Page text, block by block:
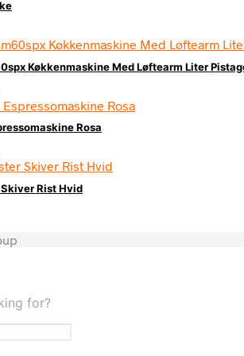
Køkkenmaskine Med Løftearm Liter
Rosa
Rist Hvid
for?